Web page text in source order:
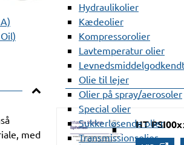
Hydraulikolier
Kædeolier
Kompressorolier
Lavtemperatur olier
Olie til lejer
Olier på spray/aerosoler
Special olier
Sukkerløsende olier
Transmissionsolier
med
HT